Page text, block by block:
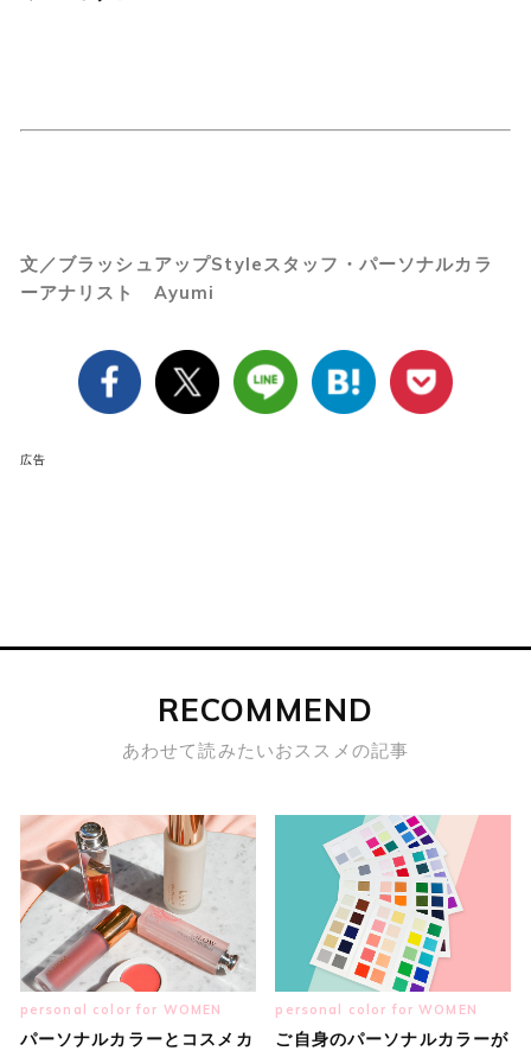
文／ブラッシュアップStyleスタッフ・パーソナルカラ
ーアナリスト Ayumi
広告
RECOMMEND
あわせて読みたいおススメの記事
personal color for WOMEN
パーソナルカラーとコスメカ
personal color for WOMEN
ご自身のパーソナルカラーが